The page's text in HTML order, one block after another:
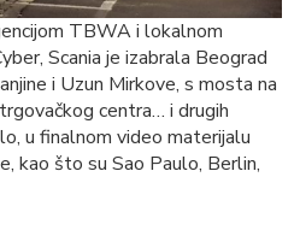
TBWA i lokalnom
Scania je izabrala Beograd
i Uzun Mirkove, s mosta na
centra… i drugih
u finalnom video materijalu
kao što su Sao Paulo, Berlin,